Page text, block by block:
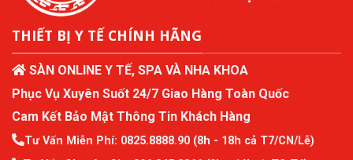
THIẾT BỊ Y TẾ CHÍNH HÃNG
SÀN ONLINE Y TẾ, SPA VÀ NHA KHOA
Phục Vụ Xuyên Suốt 24/7 Giao Hàng Toàn Quốc
Cam Kết Bảo Mật Thông Tin Khách Hàng
Tư Vấn Miễn Phí: 0825.8888.90 (8h - 18h cả T7/CN/Lễ)